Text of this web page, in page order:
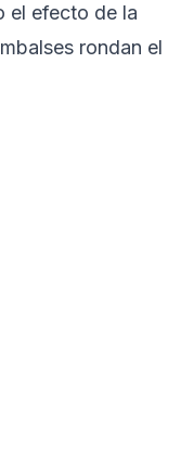
el efecto de la
rondan el